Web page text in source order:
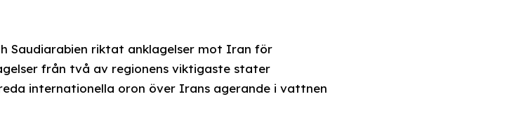
Saudiarabien riktat anklagelser mot Iran för
från två av regionens viktigaste stater
internationella oron över Irans agerande i vattnen